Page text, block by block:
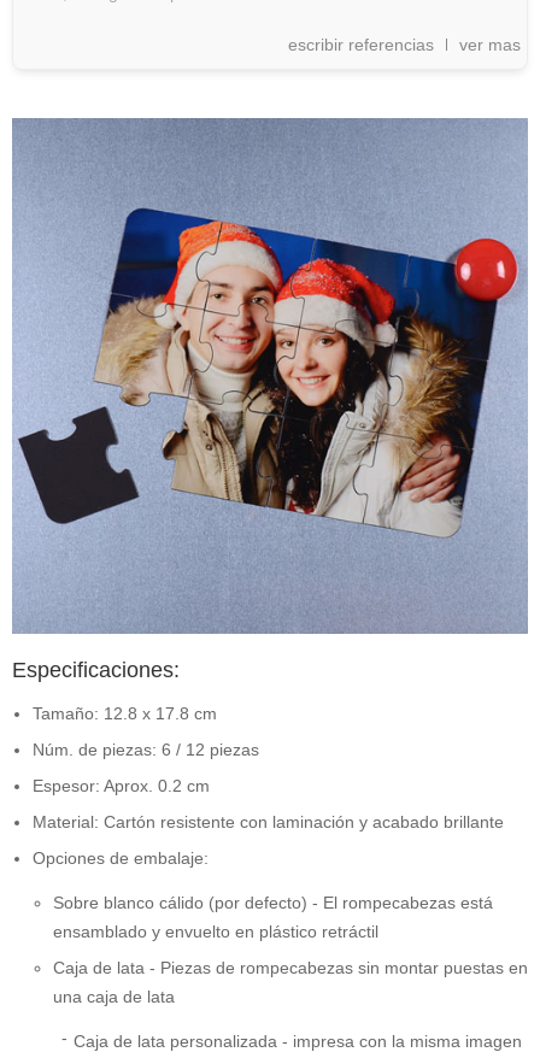
escribir referencias ver mas
Especificaciones:
Tamaño: 12.8 x 17.8 cm
Núm. de piezas: 6 / 12 piezas
Espesor: Aprox. 0.2 cm
Material: Cartón resistente con laminación y acabado brillante
Opciones de embalaje:
Sobre blanco cálido (por defecto) - El rompecabezas está
ensamblado y envuelto en plástico retráctil
Caja de lata - Piezas de rompecabezas sin montar puestas en
una caja de lata
Caja de lata personalizada - impresa con la misma imagen